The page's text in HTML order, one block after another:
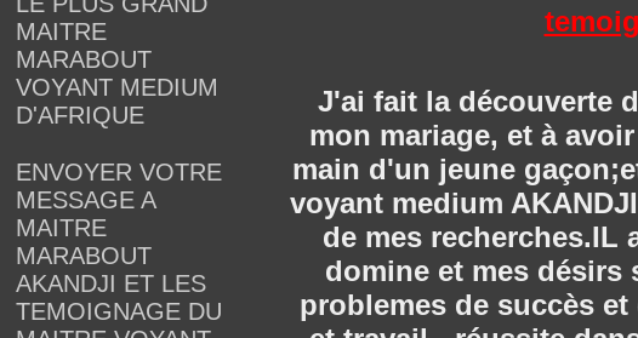
MAITRE
MARABOUT
VOYANT MEDIUM
D'AFRIQUE
ENVOYER VOTRE
MESSAGE A
MAITRE
MARABOUT
AKANDJI ET LES
TEMOIGNAGE DU
J'ai fait la découverte
mon mariage, et à
main d'un jeune
voyant medium
de mes recherches.IL
domine et mes désirs
problemes de succès